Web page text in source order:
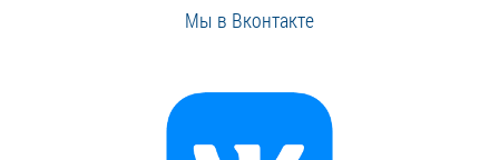
Мы в Вконтакте